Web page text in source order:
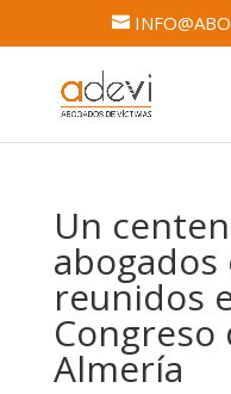
Un
abogados
reunidos
Congreso
Almería